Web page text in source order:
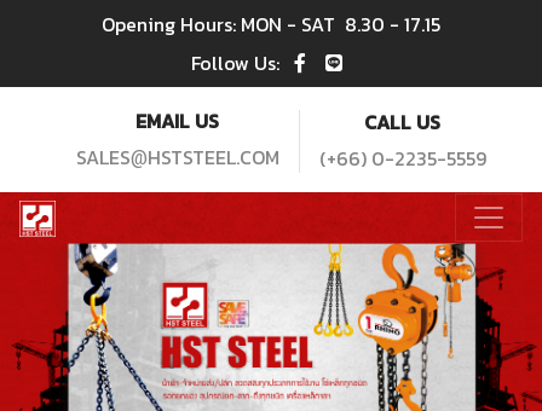
Opening Hours: MON - SAT 8.30 - 17.15
Follow Us:
EMAIL US
SALES@HSTSTEEL.COM
CALL US
(+66) 0-2235-5559